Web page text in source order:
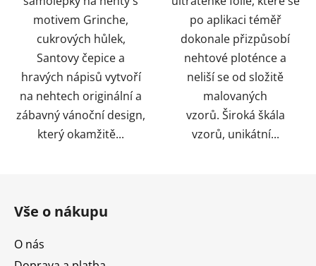
motivem Grinche,
cukrových hůlek,
Santovy čepice a
hravých nápisů vytvoří
na nehtech originální a
zábavný vánoční design,
který okamžitě...
po aplikaci téměř
dokonale přizpůsobí
nehtové ploténce a
neliší se od složitě
malovaných
vzorů. Široká škála
vzorů, unikátní...
Vše o nákupu
O nás